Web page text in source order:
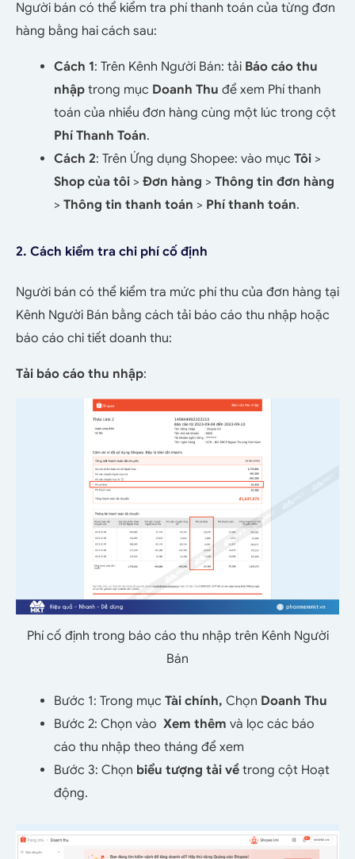
Người bán có thể kiểm tra phí thanh toán của từng đơn
hàng bằng hai cách sau:
Cách 1: Trên Kênh Người Bán: tải Báo cáo thu
nhập trong mục Doanh Thu để xem Phí thanh
toán của nhiều đơn hàng cùng một lúc trong cột
Phí Thanh Toán.
Cách 2: Trên Ứng dụng Shopee: vào mục Tôi >
Shop của tôi > Đơn hàng > Thông tin đơn hàng
> Thông tin thanh toán > Phí thanh toán.
2. Cách kiểm tra chi phí cố định
Người bán có thể kiểm tra mức phí thu của đơn hàng tại
Kênh Người Bán bằng cách tải báo cáo thu nhập hoặc
báo cáo chi tiết doanh thu:
Tải báo cáo thu nhập:
Phí cố định trong báo cáo thu nhập trên Kênh Người
Bán
Bước 1: Trong mục Tài chính, Chọn Doanh Thu
Bước 2: Chọn vào Xem thêm và lọc các báo
cáo thu nhập theo tháng để xem
Bước 3: Chọn biểu tượng tải về trong cột Hoạt
động.